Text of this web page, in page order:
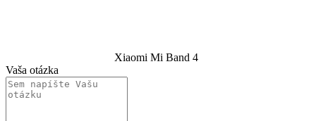
Xiaomi Mi Band 4
Vaša otázka